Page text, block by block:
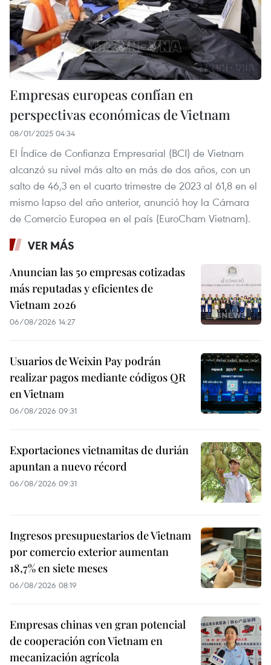
Empresas europeas confían en
perspectivas económicas de Vietnam
08/01/2025 04:34
El Índice de Confianza Empresarial (BCI) de Vietnam
alcanzó su nivel más alto en más de dos años, con un
salto de 46,3 en el cuarto trimestre de 2023 al 61,8 en el
mismo lapso del año anterior, anunció hoy la Cámara
de Comercio Europea en el país (EuroCham Vietnam).
VER MÁS
Anuncian las 50 empresas cotizadas
más reputadas y eficientes de
Vietnam 2026
06/08/2026 14:27
Usuarios de Weixin Pay podrán
realizar pagos mediante códigos QR
en Vietnam
06/08/2026 09:31
Exportaciones vietnamitas de durián
apuntan a nuevo récord
06/08/2026 09:31
Ingresos presupuestarios de Vietnam
por comercio exterior aumentan
18,7% en siete meses
06/08/2026 08:19
Empresas chinas ven gran potencial
de cooperación con Vietnam en
mecanización agrícola